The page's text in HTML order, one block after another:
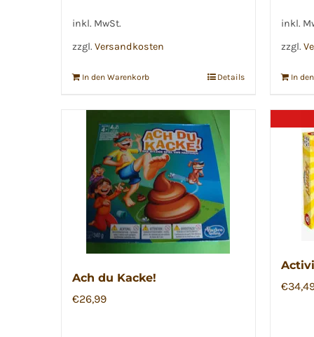
inkl. MwSt.
zzgl. Versandkosten
In den Warenkorb Details
inkl.
zzgl.
In
Ach du Kacke!
€26,99
€